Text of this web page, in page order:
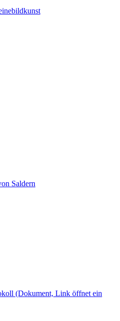
Saldern
(Dokument, Link öffnet ein